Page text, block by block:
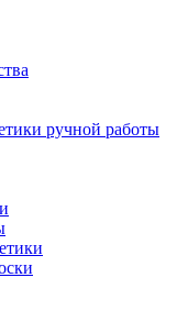
ручной работы